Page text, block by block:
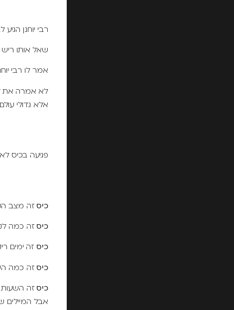
רבי יוחנן
שאל אותו
אמר לו רבי
לא אמרה את
אלא גדולי
פגיעה בכיס
כיס זה מצב
כיס זה כמה
כיס זה ימים
כיס זה כמה
כיס זה השעות
אבל המיילים